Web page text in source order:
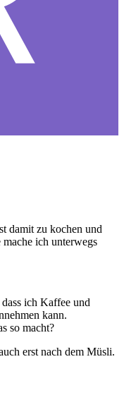
damit zu kochen und
ich unterwegs
ich Kaffee und
kann.
so macht?
erst nach dem Müsli.